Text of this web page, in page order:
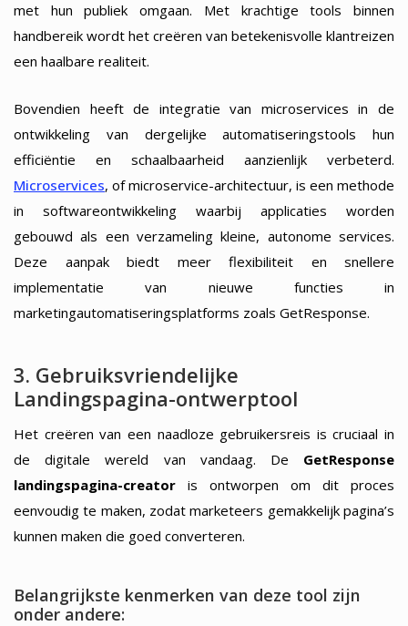
met hun publiek omgaan. Met krachtige tools binnen
handbereik wordt het creëren van betekenisvolle klantreizen
een haalbare realiteit.
Bovendien heeft de integratie van microservices in de
ontwikkeling van dergelijke automatiseringstools hun
efficiëntie en schaalbaarheid aanzienlijk verbeterd.
Microservices, of microservice-architectuur, is een methode
in softwareontwikkeling waarbij applicaties worden
gebouwd als een verzameling kleine, autonome services.
Deze aanpak biedt meer flexibiliteit en snellere
implementatie van nieuwe functies in
marketingautomatiseringsplatforms zoals GetResponse.
3. Gebruiksvriendelijke
Landingspagina-ontwerptool
Het creëren van een naadloze gebruikersreis is cruciaal in
de digitale wereld van vandaag. De GetResponse
landingspagina-creator is ontworpen om dit proces
eenvoudig te maken, zodat marketeers gemakkelijk pagina’s
kunnen maken die goed converteren.
Belangrijkste kenmerken van deze tool zijn
onder andere: